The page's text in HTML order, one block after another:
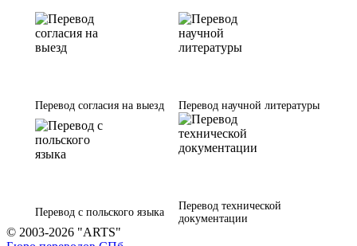
Перевод согласия на выезд Перевод научной литературы
Перевод с польского языка
Перевод технической
документации
© 2003-2026 "ARTS"